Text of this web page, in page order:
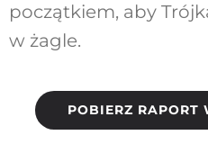
początkiem, aby
w żagle.
POBIERZ RAPORT